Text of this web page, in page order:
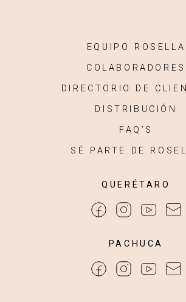
EQUIPO ROSELLA
COLABORADORES
DIRECTORIO DE
DISTRIBUCIÓN
FAQ’S
SÉ PARTE DE
QUERÉTARO
PACHUCA